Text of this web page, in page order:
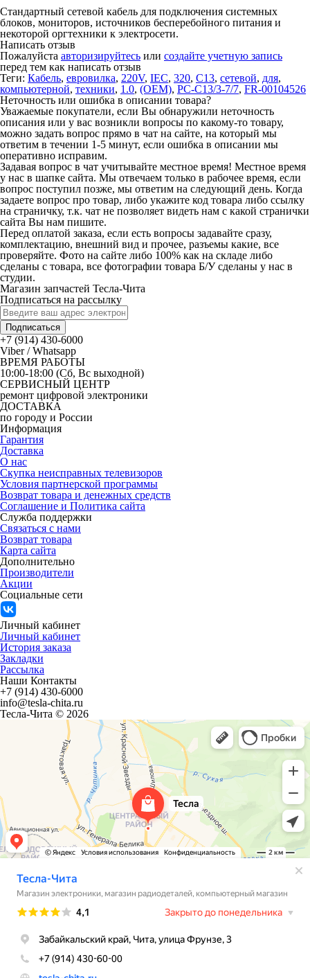
Стандартный сетевой кабель для подключения системных
блоков, мониторов, источников бесперебойного питания и
некоторой оргтехники к электросети.
Написать отзыв
Пожалуйста авторизируйтесь или создайте учетную запись
перед тем как написать отзыв
Теги: Кабель, евровилка, 220V, IEC, 320, C13, сетевой, для,
компьютерной, техники, 1.0, (OEM), PC-C13/3-7/7, FR-00104526
Неточность или ошибка в описании товара?
Уважаемые покупатели, если Вы обнаружили неточность
описания или у вас возникли вопросы по какому-то товару,
можно задать вопрос прямо в чат на сайте, на который мы
ответим в течении 1-5 минут, если ошибка в описании мы
оперативно исправим.
Задавая вопрос в чат учитывайте местное время! Местное время
у нас в шапке сайта. Мы отвечаем только в рабочее время, если
вопрос поступил позже, мы ответим на следующий день. Когда
задаете вопрос про товар, либо укажите код товара либо ссылку
на страничку, т.к. чат не позволяет видеть нам с какой странички
сайта Вы нам пишите.
Перед оплатой заказа, если есть вопросы задавайте сразу,
комплектацию, внешний вид и прочее, разъемы какие, все
проверяйте. Фото на сайте либо 100% как на складе либо
сделаны с товара, все фотографии товара Б/У сделаны у нас в
студии.
Магазин запчастей Тесла-Чита
Подписаться на рассылку
Подписаться
+7 (914) 430-6000
Viber / Whatsapp
ВРЕМЯ РАБОТЫ
10:00-18:00 (Сб, Вс выходной)
СЕРВИСНЫЙ ЦЕНТР
ремонт цифровой электроники
ДОСТАВКА
по городу и России
Информация
Гарантия
Доставка
О нас
Скупка неисправных телевизоров
Условия партнерской программы
Возврат товара и денежных средств
Соглашение и Политика сайта
Служба поддержки
Связаться с нами
Возврат товара
Карта сайта
Дополнительно
Производители
Акции
Социальные сети
Личный кабинет
Личный кабинет
История заказа
Закладки
Рассылка
Наши Контакты
+7 (914) 430-6000
info@tesla-chita.ru
Тесла-Чита © 2026